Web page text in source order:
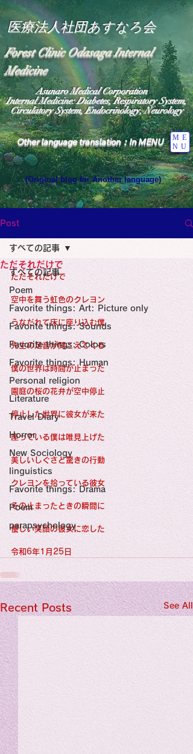
医療法人社団あすなろ会
Forest Clinic Odasaga Internal
Medicine
Other language translation：In MENU
ME
NU
Asunaro Medical Corporation
Internal Medicine: Diabetes, Respiratory System,
Circulatory System, Endocrinology, Neurology
(Original blog for Another language)
Heavens: Beyond the Universe: The World
the God of Light Resides"
Medicine Specialist
Specialist
Wide Blog
Medicine
Religion
Post
すべての記事
Poem
Favorite things: Art: Picture only
Favorite things: Sounds
Favorite things: Colors
Favorite things: Human
Personal religion
Literature
Travel Diary
Horror
New Sociology
linguistics
Favorite things: Drama
Poem
parapsychology
すべての記事
ただそれだけで
ただそれだけで
空中を舞う虹色のクレヨン
うなだれて床に座り込む僕
先生の足音が聞こえてくる
僕の世界は時間が止まった
園庭の桜の花弁が空中停止
停止した世界に彼女が来た
座っている僕は唯見上げた
美しいしぐさと驚きの行動
クレヨンを拾っている彼女
その止まったときの瞬間に
優しい笑顔の彼女に恋した
令和6年1月25日
Recent Posts See All